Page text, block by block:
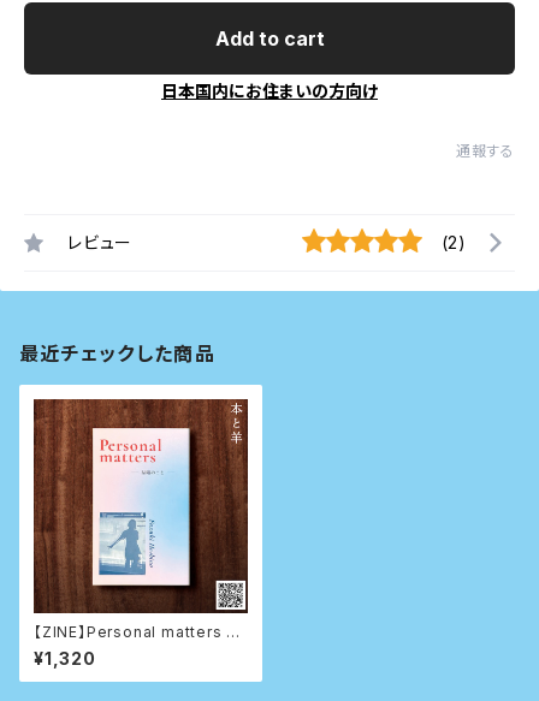
Add to cart
日本国内にお住まいの方向け
通報する
レビュー (2)
最近チェックした商品
【ZINE】Personal matters -
結婚のこと-（サイン本）
¥1,320